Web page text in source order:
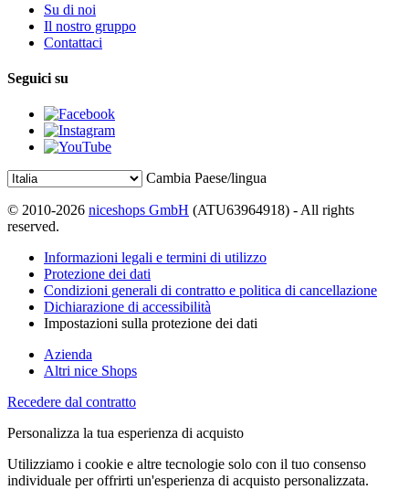
Su di noi
Il nostro gruppo
Contattaci
Seguici su
Cambia Paese/lingua
© 2010-2026 niceshops GmbH (ATU63964918) - All rights
reserved.
Informazioni legali e termini di utilizzo
Protezione dei dati
Condizioni generali di contratto e politica di cancellazione
Dichiarazione di accessibilità
Impostazioni sulla protezione dei dati
Azienda
Altri nice Shops
Recedere dal contratto
Personalizza la tua esperienza di acquisto
Utilizziamo i cookie e altre tecnologie solo con il tuo consenso
individuale per offrirti un'esperienza di acquisto personalizzata.